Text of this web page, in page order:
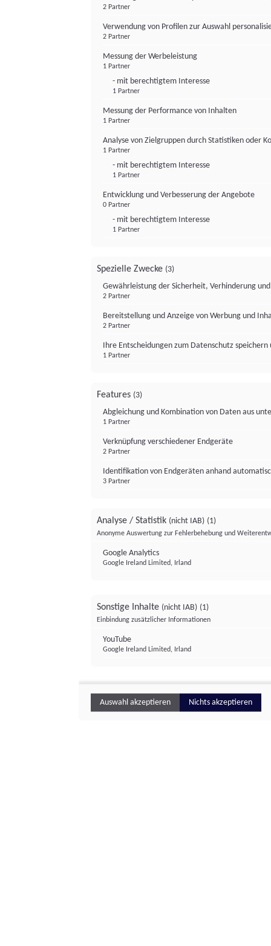
2 Partner
Verwendung von Profilen zur Auswahl
2 Partner
Messung der Werbeleistung
1 Partner
- mit berechtigtem Interesse
1 Partner
Messung der Performance von Inhalten
1 Partner
Analyse von Zielgruppen durch Statistiken oder
1 Partner
- mit berechtigtem Interesse
1 Partner
Entwicklung und Verbesserung der Angebote
0 Partner
- mit berechtigtem Interesse
1 Partner
Spezielle Zwecke (3)
Gewährleistung der Sicherheit, Verhinderung
2 Partner
Bereitstellung und Anzeige von Werbung und
2 Partner
Ihre Entscheidungen zum Datenschutz
1 Partner
Features (3)
Abgleichung und Kombination von Daten aus
1 Partner
Verknüpfung verschiedener Endgeräte
2 Partner
Identifikation von Endgeräten anhand
3 Partner
Analyse / Statistik (nicht IAB) (1)
Anonyme Auswertung zur Fehlerbehebung und
Google Analytics
Google Ireland Limited, Irland
Sonstige Inhalte (nicht IAB) (1)
Einbindung zusätzlicher Informationen
YouTube
Google Ireland Limited, Irland
Auswahl akzeptieren Nichts akzeptieren